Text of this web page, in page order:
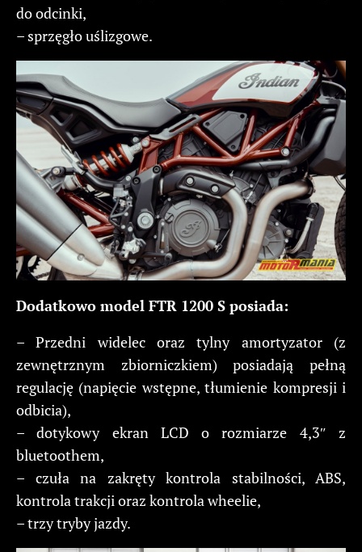
do odcinki,
– sprzęgło uślizgowe.
Dodatkowo model FTR 1200 S posiada:
– Przedni widelec oraz tylny amortyzator (z
zewnętrznym zbiorniczkiem) posiadają pełną
regulację (napięcie wstępne, tłumienie kompresji i
odbicia),
– dotykowy ekran LCD o rozmiarze 4,3″ z
bluetoothem,
– czuła na zakręty kontrola stabilności, ABS,
kontrola trakcji oraz kontrola wheelie,
– trzy tryby jazdy.